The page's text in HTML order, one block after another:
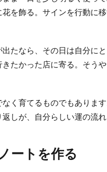
を飾る。サインを行動に
たなら、その日は自分に
たかった店に寄る。そう
く育てるものでもありま
しが、自分らしい運の流れ
ートを作る